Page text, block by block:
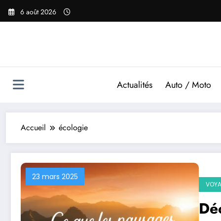
Aller
6 août 2026
Actualités Auto / Moto
Accueil écologie
23 mars 2025